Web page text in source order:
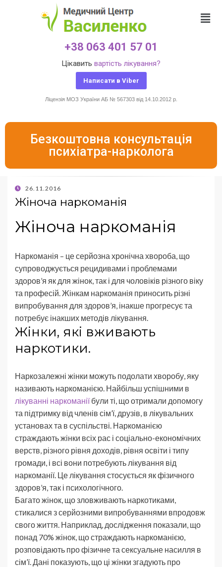
+38 063 401 57 01
Цікавить вартість лікування?
Написати в Viber
Ліцензія МОЗ України АБ № 567303 від 14.10.2012 р.
Безкоштовна консультація
психіатра-нарколога
26.11.2016
Жіноча наркоманія
Жіноча наркоманія
Наркоманія – це серйозна хронічна хвороба, що
супроводжується рецидивами і проблемами
здоров’я як для жінок, так і для чоловіків різного віку
та професій. Жінкам наркоманія приносить різні
випробування для здоров’я, інакше прогресує та
потребує інакших методів лікування.
Жінки, які вживають
наркотики.
Наркозалежні жінки можуть подолати хворобу, яку
називають наркоманією. Найбільш успішними в
лікуванні наркоманіїбули ті, що отримали допомогу
та підтримку від членів сім’ї, друзів, в лікувальних
установах та в суспільстві. Наркоманією
страждають жінки всіх рас і соціально-економічних
верств, різного рівня доходів, рівня освіти і типу
громади, і всі вони потребують лікування від
наркоманії. Це лікування стосується як фізичного
здоров’я, так і психологічного.
Багато жінок, що зловживають наркотиками,
стикалися з серйозними випробуваннями впродовж
свого життя. Наприклад, дослідження показали, що
понад 70% жінок, що страждають наркоманією,
розповідають про фізичне та сексуальне насилля в
сім’ї. Дані показують, що ці жінки згадують про